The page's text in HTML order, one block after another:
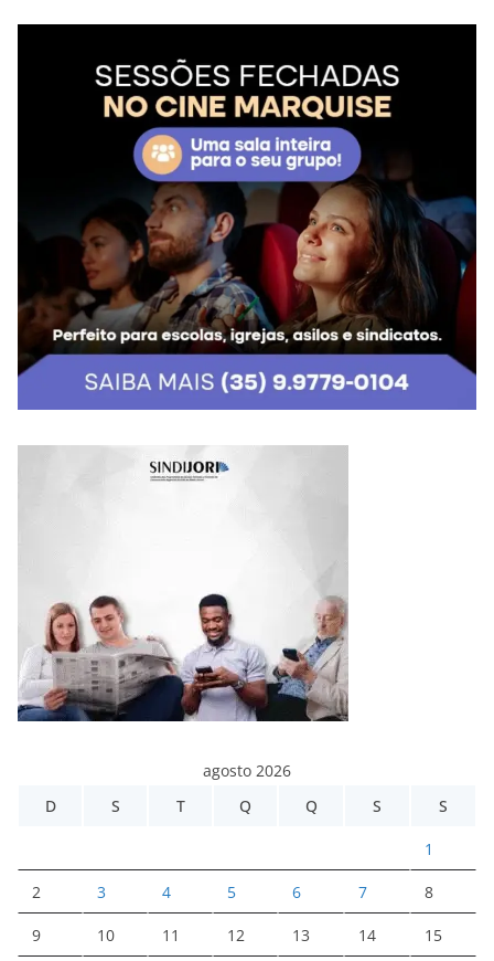
agosto 2026
D
S T Q Q S S
1
2 3 4 5 6 7 8
9 10 11 12 13 14 15